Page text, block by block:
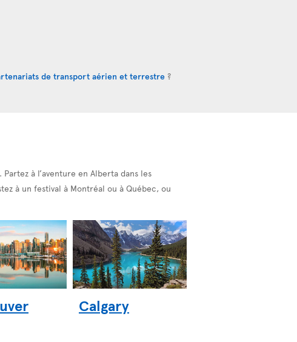
de transport aérien et terrestre ?
à l’aventure en Alberta dans les
à un festival à Montréal ou à Québec, ou
Calgary